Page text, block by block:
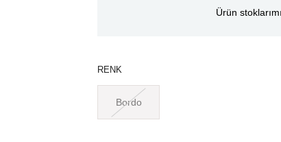
Ürün
RENK
Bordo